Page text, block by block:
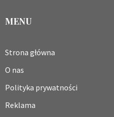
MENU
Strona główna
O nas
Polityka prywatności
Reklama